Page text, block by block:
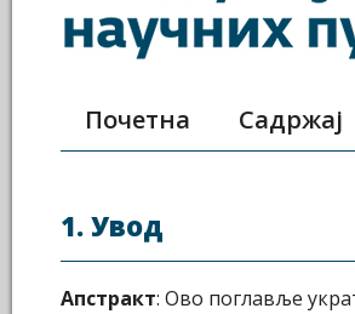
Почетна Садржај
1. Увод
Апстракт: Ово поглавље